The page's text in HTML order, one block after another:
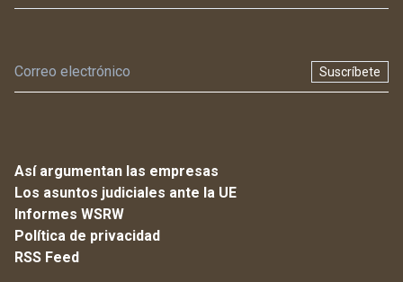
Suscríbete
Así argumentan las empresas
Los asuntos judiciales ante la UE
Informes WSRW
Política de privacidad
RSS Feed